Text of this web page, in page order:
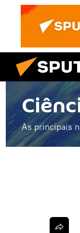
As principais